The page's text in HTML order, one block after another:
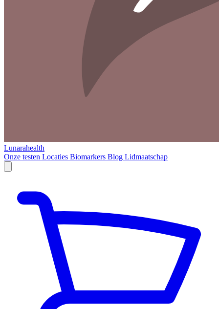
Lunarahealth
Onze testen Locaties Biomarkers Blog Lidmaatschap